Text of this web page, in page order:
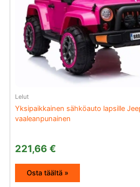
Lelut
Yksipaikkainen sähköauto lapsille
vaaleanpunainen
221,66 €
Osta täältä »